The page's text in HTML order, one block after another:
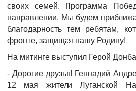
своих семей. Программа
направлении. Мы будем
благодарность тем ребятам,
фронте, защищая нашу Родину!
На митинге выступил Герой
- Дорогие друзья! Геннадий
12 мая жители Луганской